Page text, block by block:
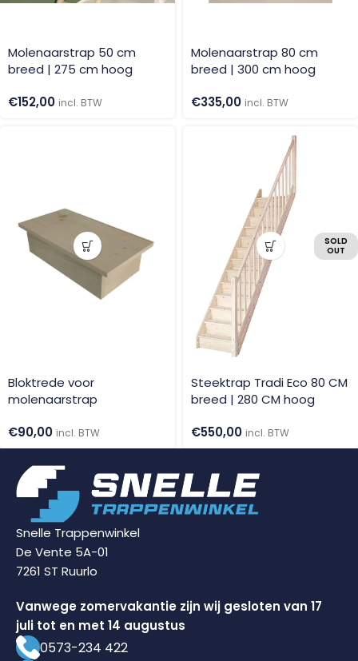
Molenaarstrap 50 cm
breed | 275 cm hoog
€152,00 incl. BTW
Molenaarstrap 80 cm
breed | 300 cm hoog
€335,00 incl. BTW
Bloktrede voor
molenaarstrap
€90,00 incl. BTW
SOLD
OUT
Steektrap Tradi Eco 80 CM
breed | 280 CM hoog
€550,00 incl. BTW
Snelle Trappenwinkel
De Vente 5A-01
7261 ST Ruurlo
Vanwege zomervakantie zijn wij gesloten van 17
juli tot en met 14 augustus
0573-234 422